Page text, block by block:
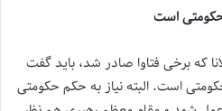
است
که برخی فتاوا صادر شد، باید گفت
است. البته نیاز به حکم حکومتی